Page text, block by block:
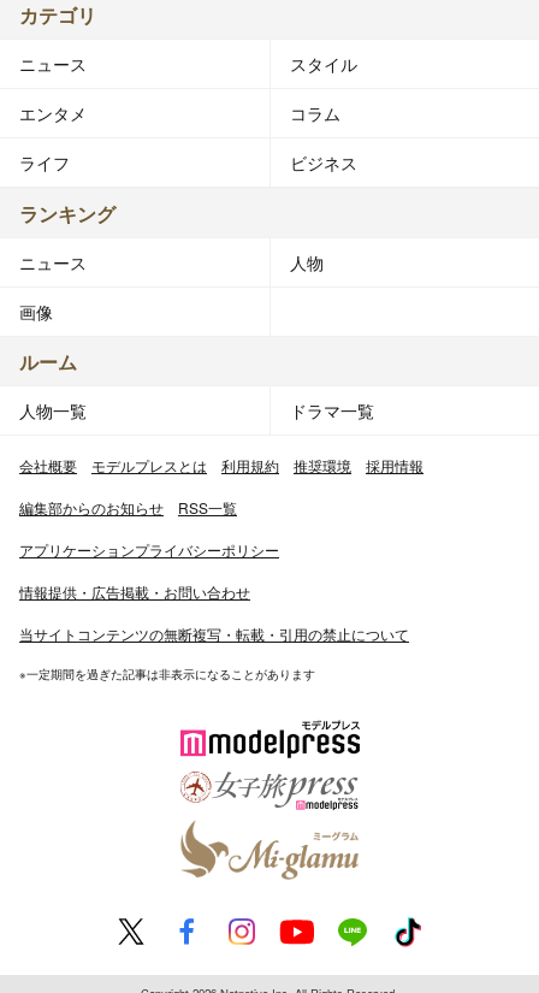
カテゴリ
ニュース スタイル
エンタメ コラム
ライフ ビジネス
ランキング
ニュース 人物
画像
ルーム
人物一覧 ドラマ一覧
会社概要 モデルプレスとは 利用規約 推奨環境 採用情報
編集部からのお知らせ RSS一覧
アプリケーションプライバシーポリシー
情報提供・広告掲載・お問い合わせ
当サイトコンテンツの無断複写・転載・引用の禁止について
※一定期間を過ぎた記事は非表示になることがあります